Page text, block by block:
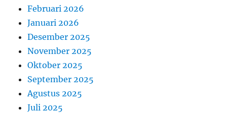
Februari 2026
Januari 2026
Desember 2025
November 2025
Oktober 2025
September 2025
Agustus 2025
Juli 2025